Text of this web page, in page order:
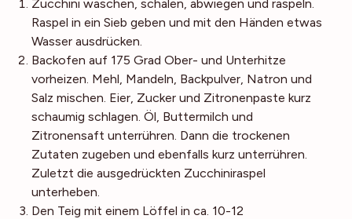
Zucchini waschen, schälen, abwiegen und raspeln.
Raspel in ein Sieb geben und mit den Händen etwas
Wasser ausdrücken.
Backofen auf 175 Grad Ober- und Unterhitze
vorheizen. Mehl, Mandeln, Backpulver, Natron und
Salz mischen. Eier, Zucker und Zitronenpaste kurz
schaumig schlagen. Öl, Buttermilch und
Zitronensaft unterrühren. Dann die trockenen
Zutaten zugeben und ebenfalls kurz unterrühren.
Zuletzt die ausgedrückten Zucchiniraspel
unterheben.
Den Teig mit einem Löffel in ca. 10-12